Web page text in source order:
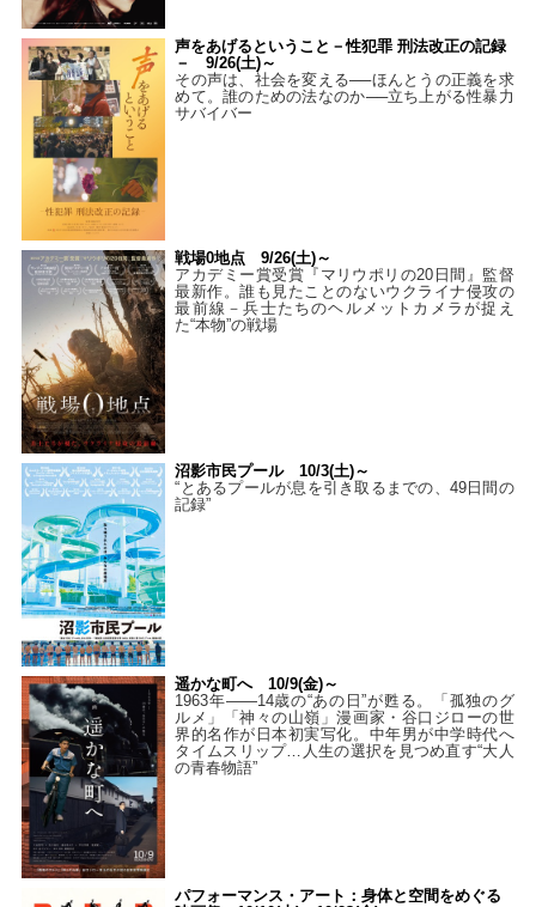
声をあげるということ－性犯罪 刑法改正の記録
－ 9/26(土)～
その声は、社会を変える──ほんとうの正義を求
めて。誰のための法なのか──立ち上がる性暴力
サバイバー
戦場0地点 9/26(土)～
アカデミー賞受賞『マリウポリの20日間』監督
最新作。誰も見たことのないウクライナ侵攻の
最前線－兵士たちのヘルメットカメラが捉え
た“本物”の戦場
沼影市民プール 10/3(土)～
“とあるプールが息を引き取るまでの、49日間の
記録”
遥かな町へ 10/9(金)～
1963年――14歳の“あの日”が甦る。「孤独のグ
ルメ」「神々の山嶺」漫画家・谷口ジローの世
界的名作が日本初実写化。中年男が中学時代へ
タイムスリップ…人生の選択を見つめ直す“大人
の青春物語”
パフォーマンス・アート：身体と空間をめぐる